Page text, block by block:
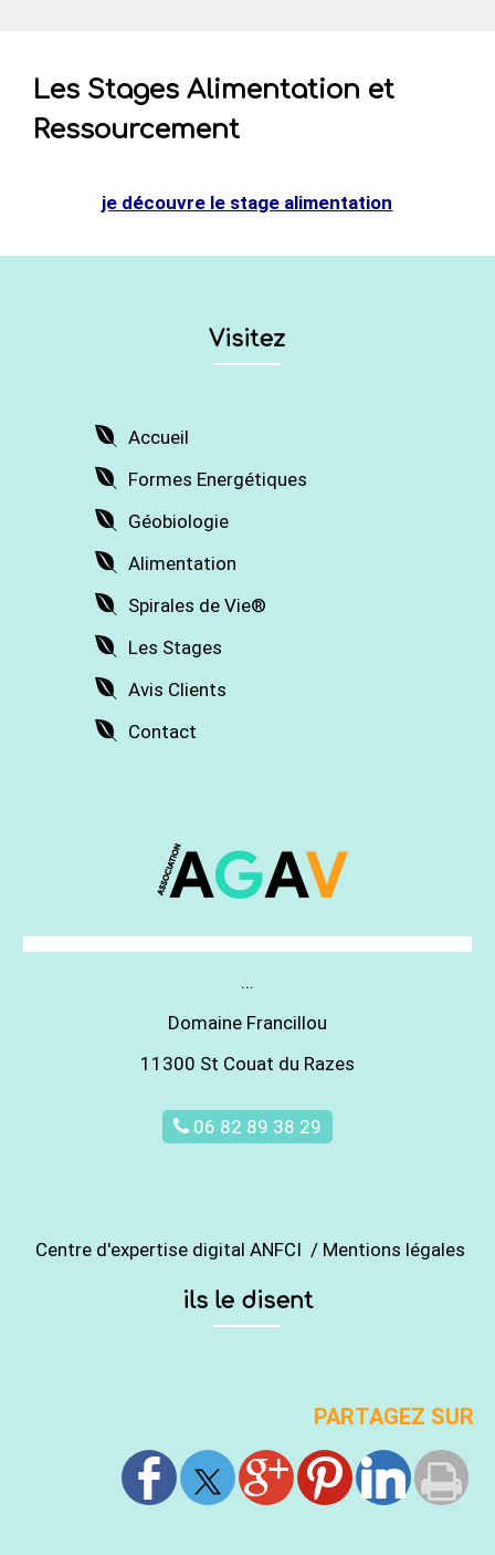
Les Stages Alimentation et
Ressourcement
je découvre le stage alimentation
Visitez
Accueil
Formes Energétiques
Géobiologie
Alimentation
Spirales de Vie®
Les Stages
Avis Clients
Contact
...
Domaine Francillou
11300 St Couat du Razes
06 82 89 38 29
Centre d'expertise digital ANFCI / Mentions légales
ils le disent
PARTAGEZ SUR